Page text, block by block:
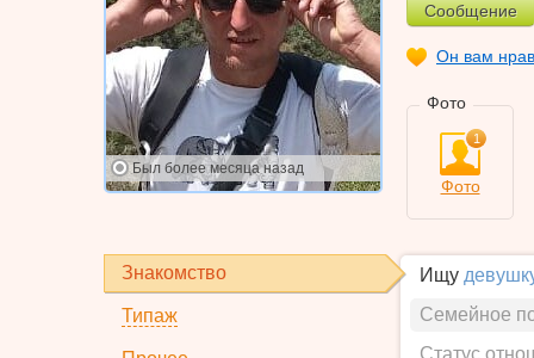
Был более месяца назад
Сообщение
Он вам
Фото
1
Фото
Знакомство
Типаж
Ищу
Семейное
Статус